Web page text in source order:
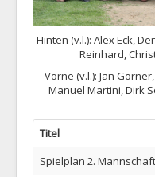
Hinten (v.l.): Alex Eck,
Reinhard,
Vorne (v.l.): Jan
Manuel Martini, Dirk
Titel
Spielplan 2.